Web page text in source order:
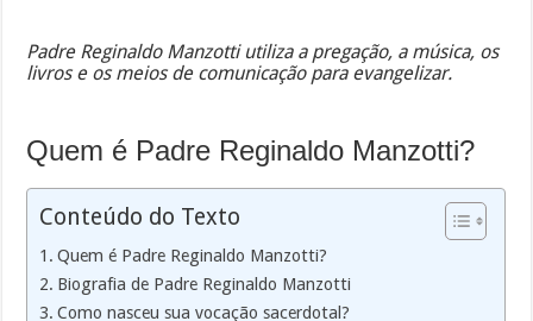
Padre Reginaldo Manzotti utiliza a pregação, a música, os
livros e os meios de comunicação para evangelizar.
Quem é Padre Reginaldo Manzotti?
Conteúdo do Texto
Quem é Padre Reginaldo Manzotti?
Biografia de Padre Reginaldo Manzotti
Como nasceu sua vocação sacerdotal?